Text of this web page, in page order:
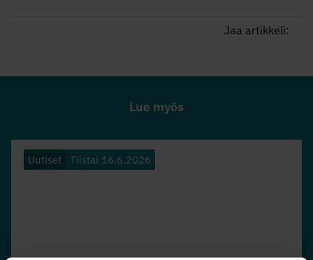
Jaa artikkeli:
Lue myös
Uutiset Tiistai 16.6.2026